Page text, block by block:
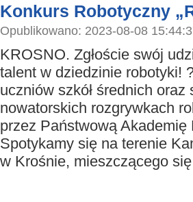
Konkurs Robotyczny
Opublikowano: 2023-08-08
KROSNO. Zgłoście swój
talent w dziedzinie robotyki!
uczniów szkół średnich oraz
nowatorskich rozgrywkach
przez Państwową
Spotykamy się na terenie
w Krośnie, mieszczącego